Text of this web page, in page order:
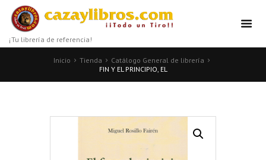
¡Tu librería de referencia!
Inicio Tienda
Catálogo General de librería
FIN Y EL PRINCIPIO, EL